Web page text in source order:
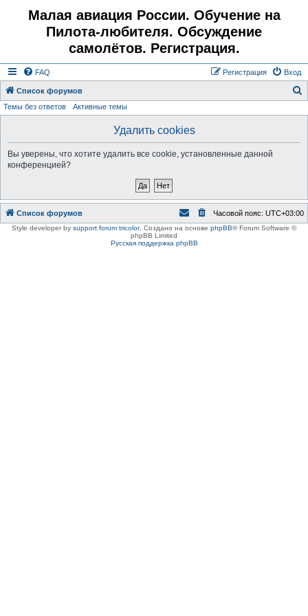
Малая авиация России. Обучение на
Пилота-любителя. Обсуждение
самолётов. Регистрация.
FAQ Вход
Регистрация
Список форумов
Темы без ответов Активные темы
Удалить cookies
Вы уверены, что хотите удалить все cookie, установленные данной
конференцией?
Список форумов Часовой пояс: UTC+03:00
Style developer by support forum tricolor, Создано на основе phpBB® Forum Software ©
phpBB Limited
Русская поддержка phpBB